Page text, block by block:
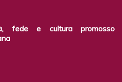
fede e cultura promosso